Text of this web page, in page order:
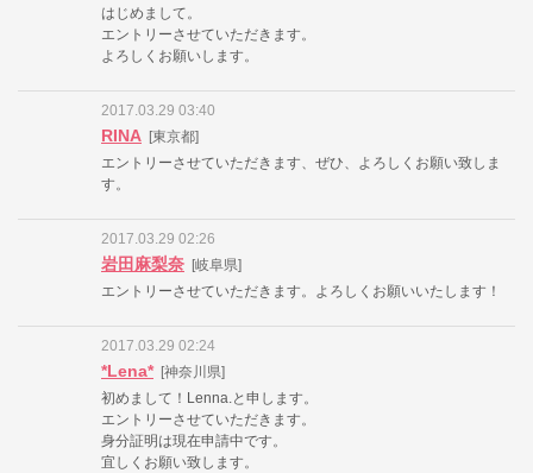
はじめまして。
エントリーさせていただきます。
よろしくお願いします。
2017.03.29 03:40
RINA [東京都]
エントリーさせていただきます、ぜひ、よろしくお願い致しま
す。
2017.03.29 02:26
岩田麻梨奈 [岐阜県]
エントリーさせていただきます。よろしくお願いいたします！
2017.03.29 02:24
*Lena* [神奈川県]
初めまして！Lenna.と申します。
エントリーさせていただきます。
身分証明は現在申請中です。
宜しくお願い致します。